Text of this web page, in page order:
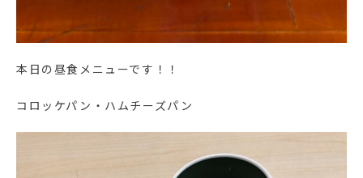
本日の昼食メニューです！！
コロッケパン・ハムチーズパン